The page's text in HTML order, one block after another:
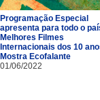
Programação Especial
apresenta para todo o
Melhores Filmes
Internacionais dos 10
Mostra Ecofalante
01/06/2022